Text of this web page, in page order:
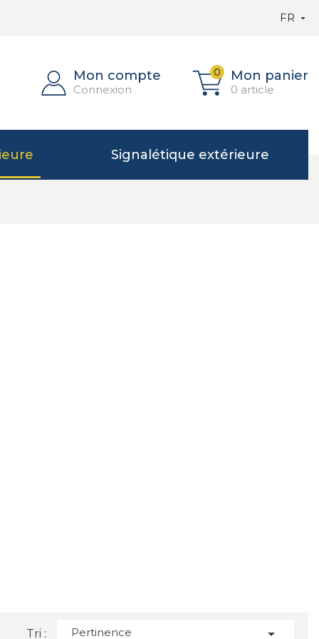
FR 
Mon compte
Connexion
0 Mon panier
0 article
Signalétique extérieure
Tri : Pertinence 